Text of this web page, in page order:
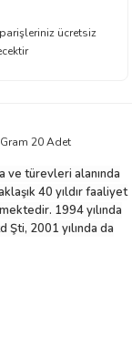
bilgiler bulunuyor.
bulunuyor.
ücretsiz
ve türevleri alanında
40 yıldır faaliyet
1994 yılında
Şti, 2001 yılında da
San ve Tic Ltd Şti. ni